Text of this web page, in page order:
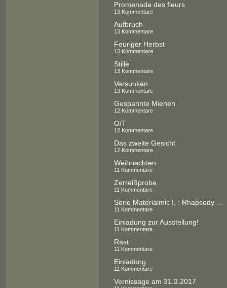
Promenade des fleurs
13 Kommentare
Aufbruch
13 Kommentare
Feuriger Herbst
13 Kommentare
Stille
13 Kommentare
Versunken
13 Kommentare
Gespannte Mienen
12 Kommentare
O/T
12 Kommentare
Das zweite Gesicht
12 Kommentare
Weihnachten
11 Kommentare
Zerreißprobe
11 Kommentare
11 Kommentare
Einladung zur Ausstellung!
11 Kommentare
Rast
11 Kommentare
Einladung
11 Kommentare
Vernissage am 31.3.2017